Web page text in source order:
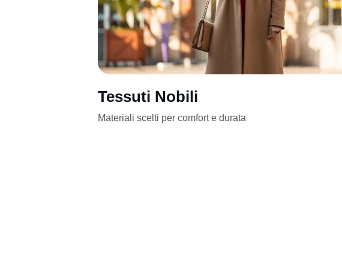
Tessuti Nobili
Materiali scelti per comfort e durata